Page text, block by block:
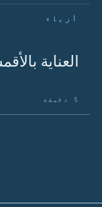
أزياء
العناية
5 دقيقة